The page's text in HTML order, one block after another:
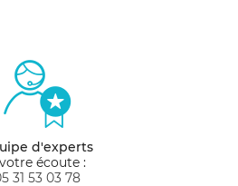
d'experts
écoute :
31 53 03 78